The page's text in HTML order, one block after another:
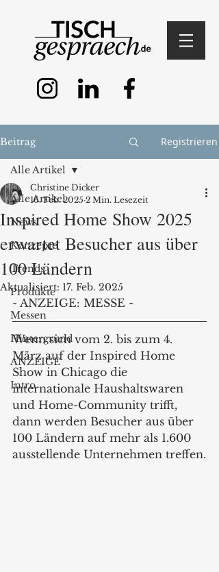
Beitrag Registrieren
Alle Artikel
News
Konzepte
Trends
Produkte
Messen
Hintergrund
ANZEIGE
Intro
Alle Artikel
Inspired Home Show 2025
erwartet Besucher aus über
100 Ländern
Christine Dicker
16. Feb. 2025 2 Min. Lesezeit
Aktualisiert: 17. Feb. 2025
- ANZEIGE: MESSE -
Wenn sich vom 2. bis zum 4.
März auf der Inspired Home
Show in Chicago die
internationale Haushaltswaren
und Home-Community trifft,
dann werden Besucher aus über
100 Ländern auf mehr als 1.600
ausstellende Unternehmen treffen.